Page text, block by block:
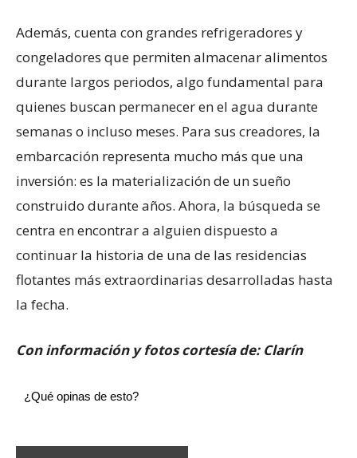
Además, cuenta con grandes refrigeradores y
congeladores que permiten almacenar alimentos
durante largos periodos, algo fundamental para
quienes buscan permanecer en el agua durante
semanas o incluso meses. Para sus creadores, la
embarcación representa mucho más que una
inversión: es la materialización de un sueño
construido durante años. Ahora, la búsqueda se
centra en encontrar a alguien dispuesto a
continuar la historia de una de las residencias
flotantes más extraordinarias desarrolladas hasta
la fecha.
Con información y fotos cortesía de: Clarín
¿Qué opinas de esto?